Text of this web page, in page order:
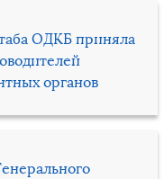
ОДКБ приняла
органов